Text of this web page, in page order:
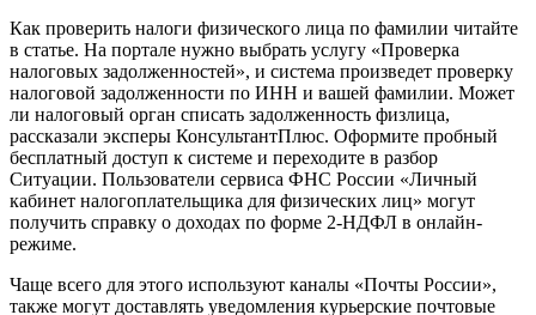
Как проверить налоги физического лица по фамилии читайте
в статье. На портале нужно выбрать услугу «Проверка
налоговых задолженностей», и система произведет проверку
налоговой задолженности по ИНН и вашей фамилии. Может
ли налоговый орган списать задолженность физлица,
рассказали эксперы КонсультантПлюс. Оформите пробный
бесплатный доступ к системе и переходите в разбор
Ситуации. Пользователи сервиса ФНС России «Личный
кабинет налогоплательщика для физических лиц» могут
получить справку о доходах по форме 2-НДФЛ в онлайн-
режиме.
Чаще всего для этого используют каналы «Почты России»,
также могут доставлять уведомления курьерские почтовые